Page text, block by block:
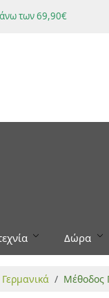
των 69,90€
Δώρα
Γερμανικά Μέθοδος